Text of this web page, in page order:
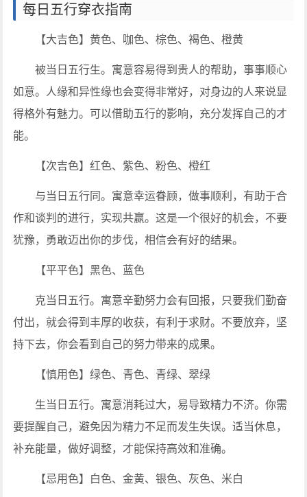
每日五行穿衣指南
【大吉色】黄色、咖色、棕色、褐色、橙黄
被当日五行生。寓意容易得到贵人的帮助，事事顺心
如意。人缘和异性缘也会变得非常好，对身边的人来说显
得格外有魅力。可以借助五行的影响，充分发挥自己的才
能。
【次吉色】红色、紫色、粉色、橙红
与当日五行同。寓意幸运眷顾，做事顺利，有助于合
作和谈判的进行，实现共赢。这是一个很好的机会，不要
犹豫，勇敢迈出你的步伐，相信会有好的结果。
【平平色】黑色、蓝色
克当日五行。寓意辛勤努力会有回报，只要我们勤奋
付出，就会得到丰厚的收获，有利于求财。不要放弃，坚
持下去，你会看到自己的努力带来的成果。
【慎用色】绿色、青色、青绿、翠绿
生当日五行。寓意消耗过大，易导致精力不济。你需
要提醒自己，避免因为精力不足而发生失误。适当休息，
补充能量，做好调整，才能保持高效和准确。
【忌用色】白色、金黄、银色、灰色、米白